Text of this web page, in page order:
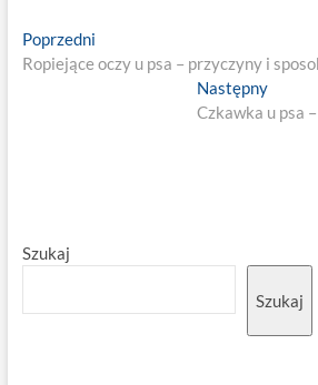
Nawigacja
wpisu
PoprzedniPrevious
post:
Ropiejące oczy u psa – przyczyny i
NastępnyNext
post:
Czkawka u psa
Szukaj
Szukaj